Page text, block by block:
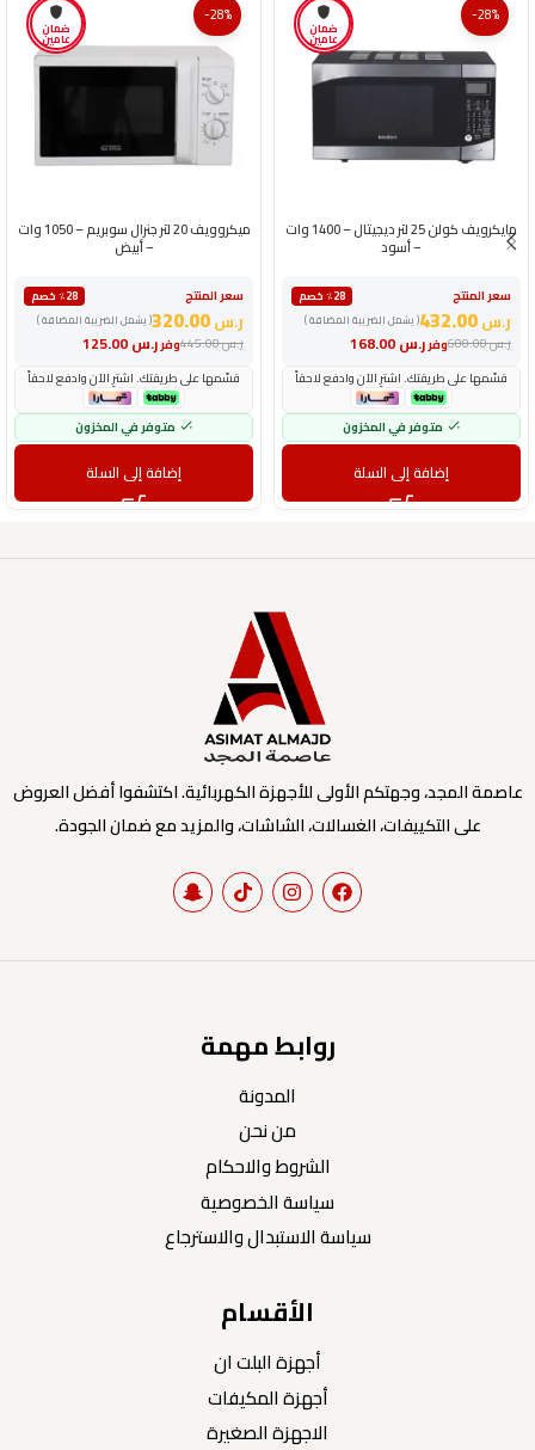
ضمان
عامين
-28%
مايكرويف كولن 25 لتر ديجيتال – 1400 وات
– أسود
سعر المنتج
٪28 خصم
( يشمل الضريبة المضافة )
ر.س
وفرر.س ر.س600.00
قسّمها على طريقتك. اشترِ الآن وادفع لاحقاً
متوفر في المخزون
إضافة إلى السلة
ضمان
عامين
-28%
ميكروويف 20 لتر جنرال سوبريم – 1050 وات
– أبيض
سعر المنتج
٪28 خصم
( يشمل الضريبة المضافة )
ر.س
وفرر.س ر.س445.00
قسّمها على طريقتك. اشترِ الآن وادفع لاحقاً
متوفر في المخزون
إضافة إلى السلة
عاصمة المجد، وجهتكم الأولى للأجهزة الكهربائية. اكتشفوا أفضل العروض
على التكييفات، الغسالات، الشاشات، والمزيد مع ضمان الجودة.
روابط مهمة
المدونة
من نحن
الشروط والاحكام
سياسة الخصوصية
سياسة الاستبدال والاسترجاع
الأقسام
أجهزة البلت ان
أجهزة المكيفات
الاجهزة الصغيرة